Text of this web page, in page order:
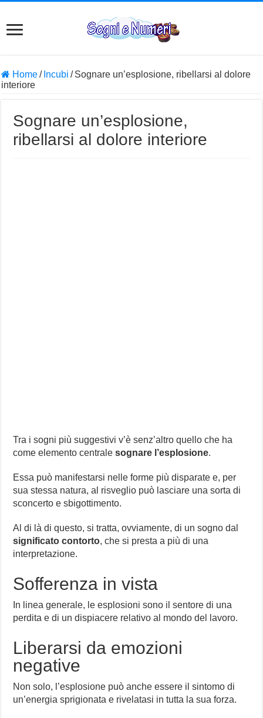
Home/ Incubi / Sognare un’esplosione, ribellarsi al dolore
interiore
Sognare un’esplosione,
ribellarsi al dolore interiore
Tra i sogni più suggestivi v’è senz’altro quello che ha
come elemento centralesognare l’esplosione.
Essa può manifestarsi nelle forme più disparate e, per
sua stessa natura, al risveglio può lasciare una sorta di
sconcerto e sbigottimento.
Al di là di questo, si tratta, ovviamente, di un sogno dal
significato contorto, che si presta a più di una
interpretazione.
Sofferenza in vista
In linea generale, le esplosioni sono il sentore di una
perdita e di un dispiacere relativo al mondo del lavoro.
Liberarsi da emozioni
negative
Non solo, l’esplosione può anche essere il sintomo di
un’energia sprigionata e rivelatasi in tutta la sua forza.